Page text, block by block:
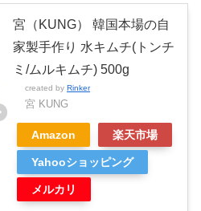
宮（KUNG） 韓国本場の自
家製手作り 水キムチ(トンチ
ミ/ムルキムチ) 500g
created by Rinker
宮 KUNG
Amazon 楽天市場
Yahooショッピング
メルカリ